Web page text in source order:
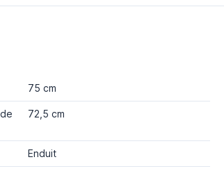
75 cm
72,5 cm
Enduit